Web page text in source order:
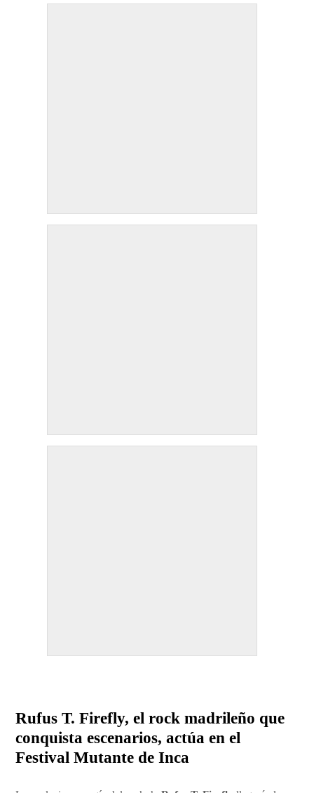
Rufus T. Firefly, el rock madrileño que
conquista escenarios, actúa en el
Festival Mutante de Inca